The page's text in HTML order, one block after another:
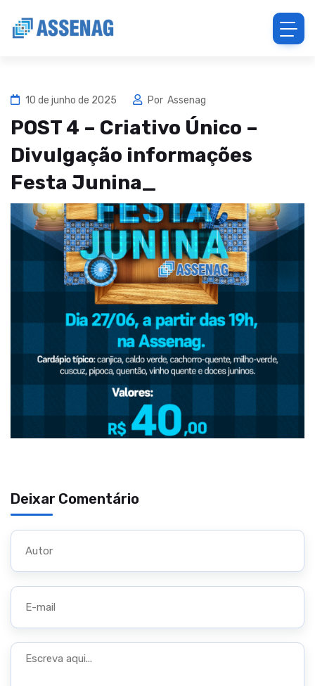
10 de junho de 2025 Por Assenag
POST 4 – Criativo Único –
Divulgação informações
Festa Junina_
Deixar Comentário